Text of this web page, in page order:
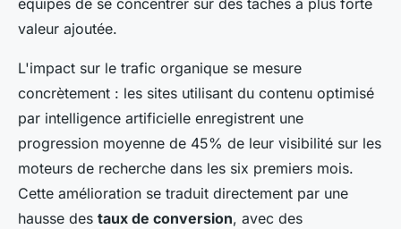
équipes de se concentrer sur des tâches à plus forte
valeur ajoutée.
L'impact sur le trafic organique se mesure
concrètement : les sites utilisant du contenu optimisé
par intelligence artificielle enregistrent une
progression moyenne de 45% de leur visibilité sur les
moteurs de recherche dans les six premiers mois.
Cette amélioration se traduit directement par une
hausse des taux de conversion, avec des